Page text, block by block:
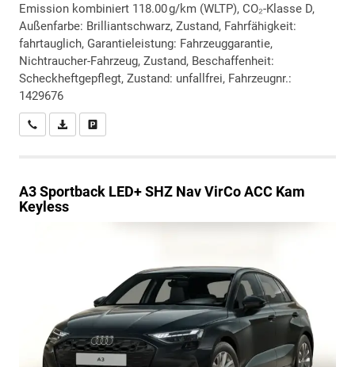
Emission kombiniert 118.00 g/km (WLTP), CO₂-Klasse D,
Außenfarbe: Brilliantschwarz, Zustand, Fahrfähigkeit:
fahrtauglich, Garantieleistung: Fahrzeuggarantie,
Nichtraucher-Fahrzeug, Zustand, Beschaffenheit:
Scheckheftgepflegt, Zustand: unfallfrei, Fahrzeugnr.:
1429676
Wir rufen Sie anPDF-Datei, Fahrzeugexposé drucken
A3 Sportback LED+ SHZ Nav VirCo ACC Kam
Keyless